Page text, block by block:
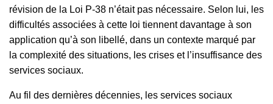
révision de la Loi P‑38 n’était pas nécessaire. Selon lui, les
difficultés associées à cette loi tiennent davantage à son
application qu’à son libellé, dans un contexte marqué par
la complexité des situations, les crises et l’insuffisance des
services sociaux.
Au fil des dernières décennies, les services sociaux